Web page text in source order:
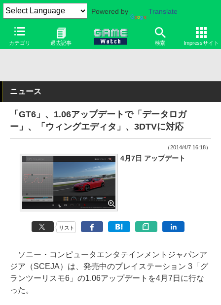
Powered by Translate
カテゴリ 過去記事 検索 Impressサイト
ニュース
「GT6」、1.06アップデートで「データロガ
ー」、「ウィングエディタ」、3DTVに対応
（2014/4/7 16:18）
4月7日 アップデート
リスト
ソニー・コンピュータエンタテインメントジャパンア
ジア（SCEJA）は、発売中のプレイステーション 3「グ
ランツーリスモ6」の1.06アップデートを4月7日に行な
った。